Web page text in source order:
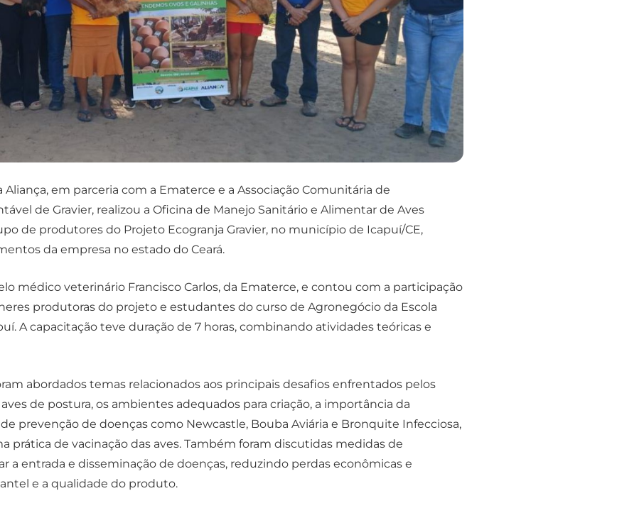
Aliança, em parceria com a Ematerce e a Associação Comunitária de
de Gravier, realizou a Oficina de Manejo Sanitário e Alimentar de Aves
de produtores do Projeto Ecogranja Gravier, no município de Icapuí/CE,
da empresa no estado do Ceará.
médico veterinário Francisco Carlos, da Ematerce, e contou com a participação
produtoras do projeto e estudantes do curso de Agronegócio da Escola
A capacitação teve duração de 7 horas, combinando atividades teóricas e
abordados temas relacionados aos principais desafios enfrentados pelos
de postura, os ambientes adequados para criação, a importância da
prevenção de doenças como Newcastle, Bouba Aviária e Bronquite Infecciosa,
prática de vacinação das aves. Também foram discutidas medidas de
a entrada e disseminação de doenças, reduzindo perdas econômicas e
e a qualidade do produto.